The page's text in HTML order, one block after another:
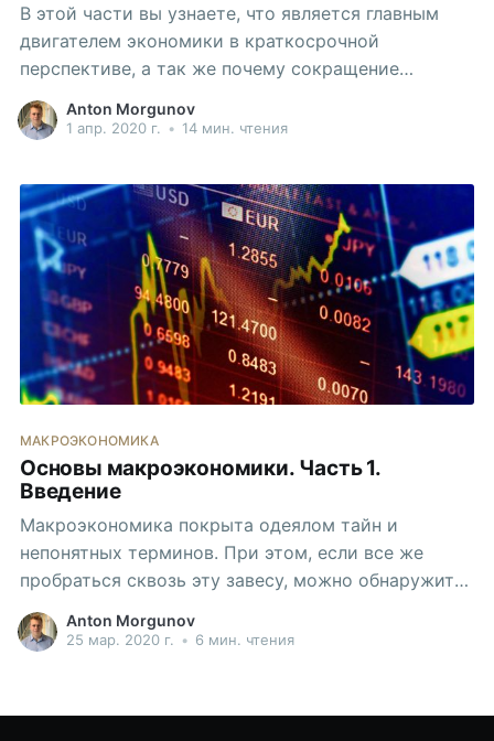
В этой части вы узнаете, что является главным
двигателем экономики в краткосрочной
перспективе, а так же почему сокращение
расходов не приведет к увеличению сбережений!
Anton Morgunov
1 апр. 2020 г. • 14 мин. чтения
МАКРОЭКОНОМИКА
Основы макроэкономики. Часть 1.
Введение
Макроэкономика покрыта одеялом тайн и
непонятных терминов. При этом, если все же
пробраться сквозь эту завесу, можно обнаружить,
что экономику можно описывать довольно
понятными математическими моделями.
Anton Morgunov
25 мар. 2020 г. • 6 мин. чтения